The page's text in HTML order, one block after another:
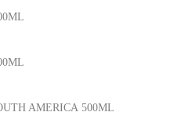
AMERICA 500ML